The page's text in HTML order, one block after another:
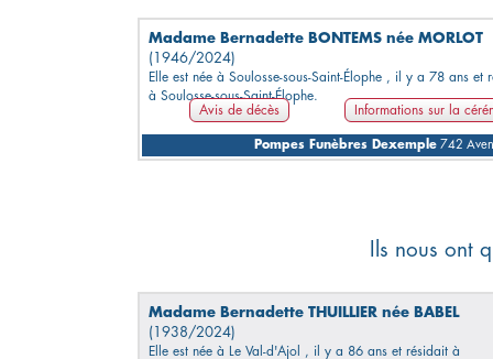
Madame Bernadette BONTEMS née MORLOT
(1946/2024)
Elle est née à Soulosse-sous-Saint-Élophe , il y a 78 ans et
à Soulosse-sous-Saint-Élophe.
Avis de décès
Informations sur la
Pompes Funèbres Dexemple742
Ils nous ont
Madame Bernadette THUILLIER née BABEL
(1938/2024)
Elle est née à Le Val-d'Ajol , il y a 86 ans et résidait à